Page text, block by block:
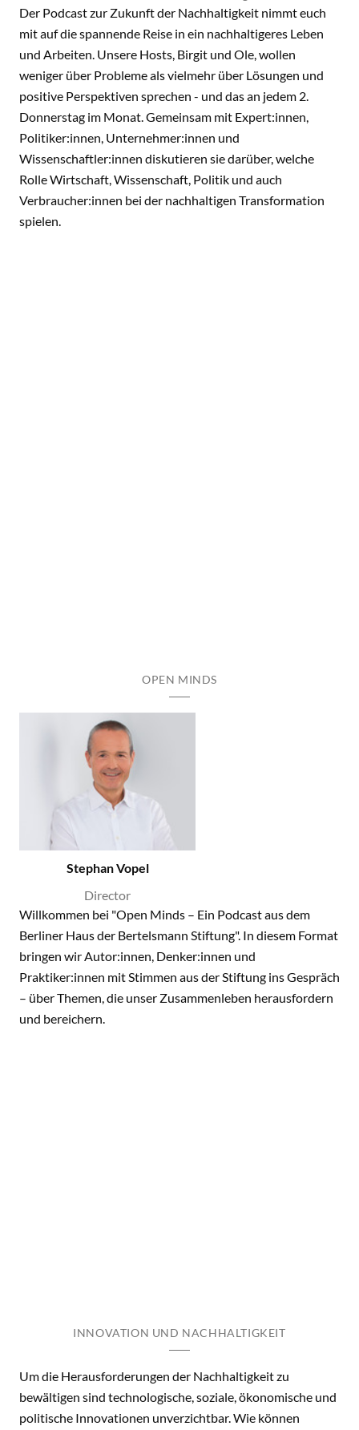
Der Podcast zur Zukunft der Nachhaltigkeit nimmt euch
mit auf die spannende Reise in ein nachhaltigeres Leben
und Arbeiten. Unsere Hosts, Birgit und Ole, wollen
weniger über Probleme als vielmehr über Lösungen und
positive Perspektiven sprechen - und das an jedem 2.
Donnerstag im Monat. Gemeinsam mit Expert:innen,
Politiker:innen, Unternehmer:innen und
Wissenschaftler:innen diskutieren sie darüber, welche
Rolle Wirtschaft, Wissenschaft, Politik und auch
Verbraucher:innen bei der nachhaltigen Transformation
spielen.
OPEN MINDS
Stephan Vopel
Director
Willkommen bei "Open Minds – Ein Podcast aus dem
Berliner Haus der Bertelsmann Stiftung". In diesem Format
bringen wir Autor:innen, Denker:innen und
Praktiker:innen mit Stimmen aus der Stiftung ins Gespräch
– über Themen, die unser Zusammenleben herausfordern
und bereichern.
INNOVATION UND NACHHALTIGKEIT
Um die Herausforderungen der Nachhaltigkeit zu
bewältigen sind technologische, soziale, ökonomische und
politische Innovationen unverzichtbar. Wie können